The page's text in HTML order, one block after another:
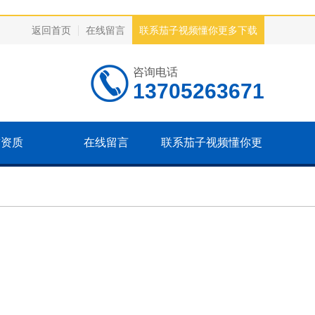
返回首页 在线留言 联系茄子视频懂你更多下载
咨询电话
13705263671
质 在线留言 联系茄子视频懂你更